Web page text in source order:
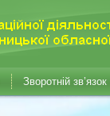
Зворотній зв’язок